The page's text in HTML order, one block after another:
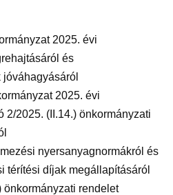
2025. évi
és
2025. évi
2/2025. (II.14.) önkormányzati
nyersanyagnormákról és
térítési díjak megállapításáról
önkormányzati rendelet